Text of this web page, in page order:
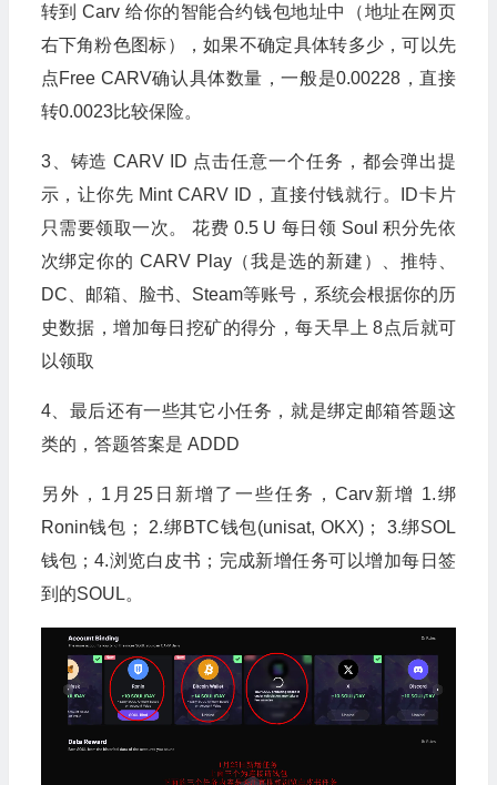
转到 Carv 给你的智能合约钱包地址中（地址在网页
右下角粉色图标），如果不确定具体转多少，可以先
点Free CARV确认具体数量，一般是0.00228，直接
转0.0023比较保险。
3、铸造 CARV ID 点击任意一个任务，都会弹出提
示，让你先 Mint CARV ID，直接付钱就行。ID卡片
只需要领取一次。 花费 0.5 U 每日领 Soul 积分先依
次绑定你的 CARV Play（我是选的新建）、推特、
DC、邮箱、脸书、Steam等账号，系统会根据你的历
史数据，增加每日挖矿的得分，每天早上 8点后就可
以领取
4、最后还有一些其它小任务，就是绑定邮箱答题这
类的，答题答案是 ADDD
另外，1月25日新增了一些任务，Carv新增 1.绑
Ronin钱包； 2.绑BTC钱包(unisat, OKX)； 3.绑SOL
钱包；4.浏览白皮书；完成新增任务可以增加每日签
到的SOUL。